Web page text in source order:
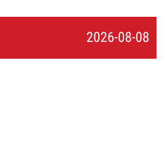
2026-08-08